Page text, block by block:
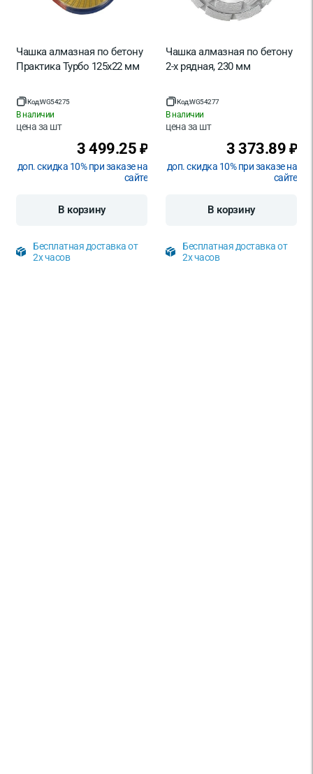
Чашка алмазная по бетону
Практика Турбо 125х22 мм
Код:WG54275
В наличии
цена за шт
3 499.25 ₽
доп. скидка 10% при заказе на
сайте
В корзину
Бесплатная доставка от
2х часов
Чашка алмазная по бетону
2-х рядная, 230 мм
Код:WG54277
В наличии
цена за шт
3 373.89 ₽
доп. скидка 10% при заказе на
сайте
В корзину
Бесплатная доставка от
2х часов